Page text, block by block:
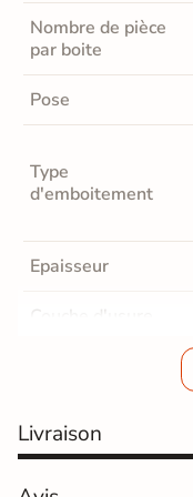
Nombre de pièce
par boite
Pose
Type
d'emboitement
Epaisseur
Couche d'usure
Livraison